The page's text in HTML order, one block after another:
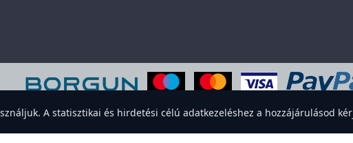
A statisztikai és hirdetési célú adatkezeléshez a hozzájárulásod
A weboldal sütiket használ a felhasználói élmény javítása érdekében.
Elfogadom Elutasítom